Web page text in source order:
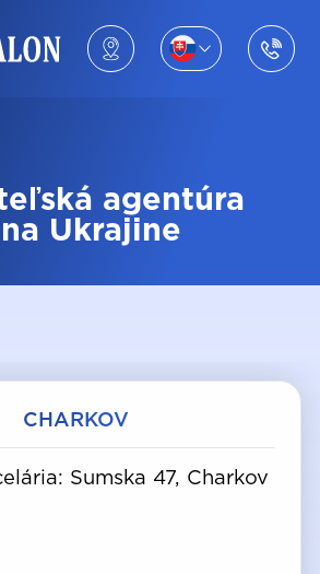
agentúra
Ukrajine
CHARKOV
Sumska 47, Charkov